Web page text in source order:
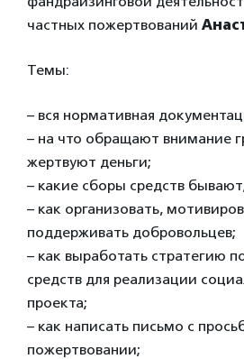
частных пожертвований
Темы:
– вся нормативная
– на что обращают внимание
жертвуют деньги;
– какие сборы средств
– как организовать,
поддерживать добровольцев;
– как выработать стратегию
средств для реализации
проекта;
– как написать письмо с
пожертвовании;